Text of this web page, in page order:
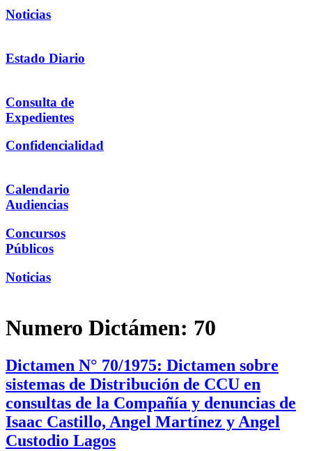
Noticias
Estado Diario
Consulta de
Expedientes
Confidencialidad
Calendario
Audiencias
Concursos
Públicos
Noticias
Numero Dictámen: 70
Dictamen N° 70/1975: Dictamen sobre
sistemas de Distribución de CCU en
consultas de la Compañía y denuncias de
Isaac Castillo, Angel Martínez y Angel
Custodio Lagos